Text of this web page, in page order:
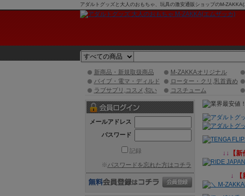
アダルトグッズと大人のおもちゃ、玩具の激安通販ショップのM-
新商品・新規取扱商品 M-ZAKKAオリジナル
バイブ・電マ・ディルド
ローター・クリ,乳首責め
ラブサプリ,コスメ,匂い
コスチューム
↓↓ 【新
↓ 【
メールアドレス
パスワード
記録
※パスワードを忘れた方はコチラ